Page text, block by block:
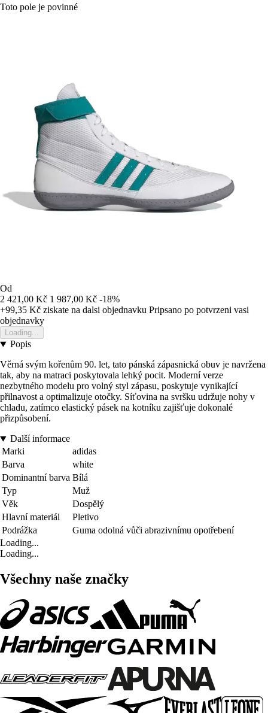
Toto pole je povinné
Od
2 421,00 Kč 1 987,00 Kč -18%
+99,35 Kč ziskate na dalsi objednavku Pripsano po potvrzeni vasi
objednavky
Loading...
Popis
Věrná svým kořenům 90. let, tato pánská zápasnická obuv je navržena
tak, aby na matraci poskytovala lehký pocit. Moderní verze
nezbytného modelu pro volný styl zápasu, poskytuje vynikající
přilnavost a optimalizuje otočky. Síťovina na svršku udržuje nohy v
chladu, zatímco elastický pásek na kotníku zajišťuje dokonalé
přizpůsobení.
Další informace
Marki
adidas
Barva
white
Dominantní barva Bílá
Typ
Muž
Věk
Dospělý
Hlavní materiál
Pletivo
Podrážka
Guma odolná vůči abrazivnímu opotřebení
Loading...
Loading...
Všechny naše značky